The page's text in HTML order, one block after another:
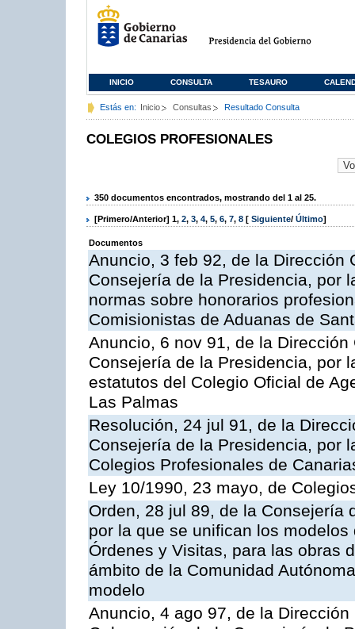
INICIO CONSULTA TESAURO
Estás en: Inicio Consultas Resultado Consulta
COLEGIOS PROFESIONALES
350 documentos encontrados, mostrando del 1 al 25.
[Primero/Anterior] 1, 2, 3, 4, 5, 6, 7, 8 [ Siguiente/ Último]
Documentos
Anuncio, 3 feb 92, de la Dirección
Consejería de la Presidencia, por
normas sobre honorarios
Comisionistas de Aduanas de
Anuncio, 6 nov 91, de la
Consejería de la Presidencia, por
estatutos del Colegio Oficial de
Las Palmas
Resolución, 24 jul 91, de la
Consejería de la Presidencia, por
Colegios Profesionales de
Ley 10/1990, 23 mayo, de
Orden, 28 jul 89, de la Consejería
por la que se unifican los
Órdenes y Visitas, para las obras
ámbito de la Comunidad
modelo
Anuncio, 4 ago 97, de la